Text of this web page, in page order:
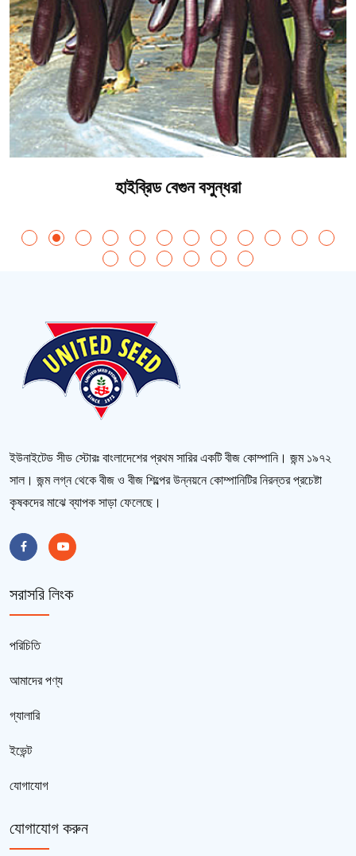
হাইব্রিড বেগুন বসুন্ধরা
ইউনাইটেড সীড স্টোরঃ বাংলাদেশের প্রথম সারির একটি বীজ কোম্পানি। জন্ম ১৯৭২
সাল। জন্ম লগ্ন থেকে বীজ ও বীজ শিল্পের উন্নয়নে কোম্পানিটির নিরন্তর প্রচেষ্টা
কৃষকদের মাঝে ব্যাপক সাড়া ফেলেছে।
সরাসরি লিংক
পরিচিতি
আমাদের পণ্য
গ্যালারি
ইভেন্ট
যোগাযোগ
যোগাযোগ করুন